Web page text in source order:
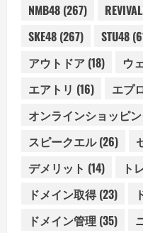
NMB48 (267)
SKE48 (267) STU48
アウトドア (18) ウ
エアトリ (16) エプ
オンラインショッピ
スピークエル(26)
デメリット (14) ト
ドメイン取得(23)
ドメイン管理 (35)